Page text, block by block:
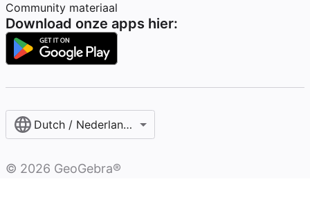
Community materiaal
Download onze apps hier:
Dutch / Nederlands‎ (België)‎
© 2026 GeoGebra®